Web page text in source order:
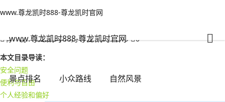
www.尊龙凯时888-尊龙凯时官网
www.尊龙凯时888-尊龙凯时官网
景点排名 小众路线 自然风景
www.尊龙凯时888-尊龙凯时官网
自驾318川藏线：独自驰骋还是跟随车队？(自驾318川藏线要跟着车队
有一说一 2023年11月11日 13:59 19
0
本文目录导读：
安全问题
便利与自由
个人经验和偏好